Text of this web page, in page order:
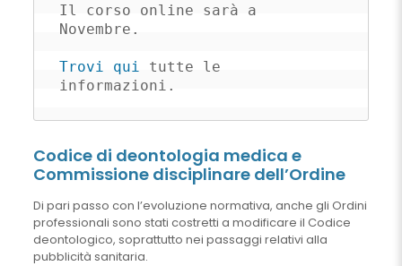
Il corso online sarà a
Novembre.
Trovi qui
tutte le
informazioni.
Codice di deontologia medica e
Commissione disciplinare dell’Ordine
Di pari passo con l’evoluzione normativa, anche gli Ordini
professionali sono stati costretti a modificare il Codice
deontologico, soprattutto nei passaggi relativi alla
pubblicità sanitaria.